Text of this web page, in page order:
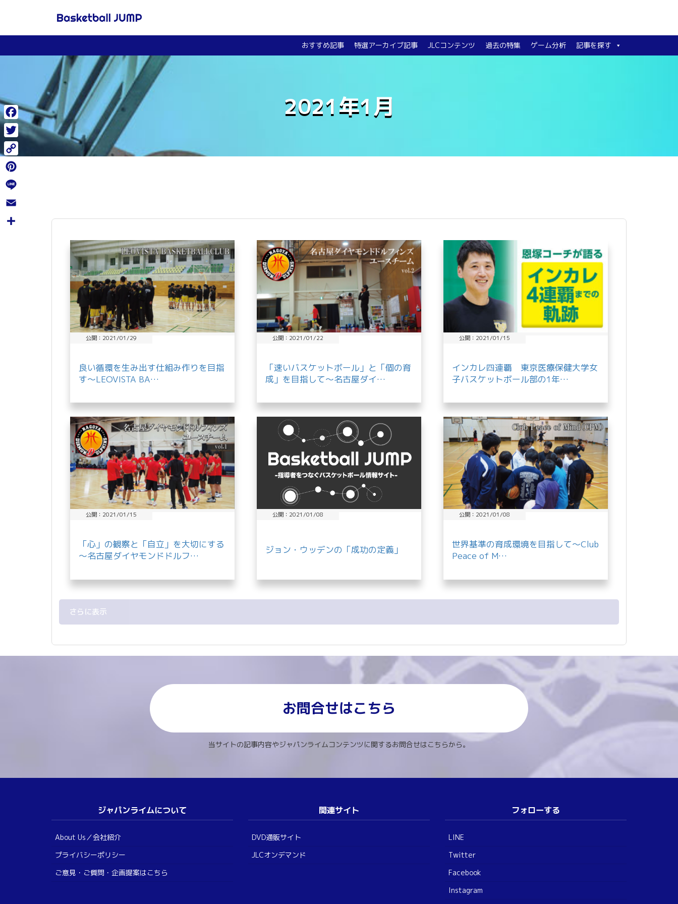
おすすめ記事 特選アーカイブ記事 JLCコンテンツ 過去の特集 ゲーム分析 記事を探す
2021年1月
公開：2021/01/29
良い循環を生み出す仕組み作りを目指
す～LEOVISTA BA…
公開：2021/01/22
「速いバスケットボール」と「個の育
成」を目指して～名古屋ダイ…
公開：2021/01/15
インカレ四連覇 東京医療保健大学女
子バスケットボール部の1年…
公開：2021/01/15
「心」の観察と「自立」を大切にする
～名古屋ダイヤモンドドルフ…
公開：2021/01/08
ジョン・ウッデンの「成功の定義」
公開：2021/01/08
世界基準の育成環境を目指して～Club
Peace of M…
さらに表示
お問合せはこちら
当サイトの記事内容やジャパンライムコンテンツに関するお問合せはこちらから。
ジャパンライムについて
About Us／会社紹介
プライバシーポリシー
ご意見・ご質問・企画提案はこちら
関連サイト
DVD通販サイト
JLCオンデマンド
フォローする
LINE
Twitter
Facebook
Instagram
Facebook
Twitter
Copy
Pinterest
Line
Email